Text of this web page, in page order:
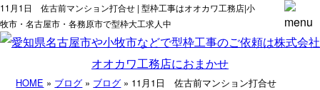
11月1日 佐古前マンション打合せ | 型枠工事はオオカワ工務店|小
牧市・名古屋市・各務原市で型枠大工求人中
HOME » ブログ » ブログ » 11月1日 佐古前マンション打合せ